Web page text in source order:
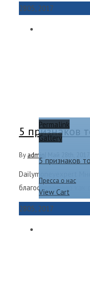
2805, 2017
Permalink
Gallery
5 признаков
Пресса о нас
View Cart
5 признаков
By admin
Dailymoneyexpert
благосостоянию как
2805, 2017